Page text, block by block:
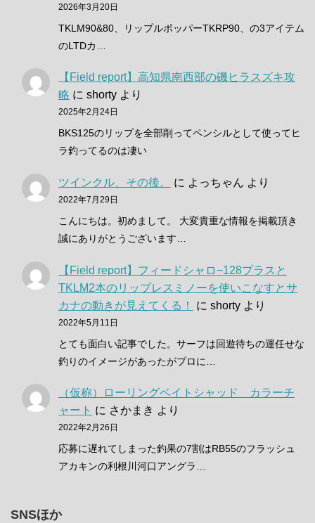
2026年3月20日
TKLM90&80、リップルポッパーTKRP90、の3アイテム
のLTDカ…
【Field report】高知県南西部の磯ヒラスズキ攻
略 に shorty より
2025年2月24日
BKS125のリップを全部削ってペンシルとして使ってヒ
ラ釣ってるのは凄い
ツインクル、その後。 に よっちゃん より
2022年7月29日
こんにちは。初めまして。 大変貴重な情報を掲載頂き
誠にありがとうございます…
【Field report】フィードシャロ−128プラスと
TKLM2本のリップレスミノーを使いこなすとサ
カナの動きが見えてくる！
に shorty より
2022年5月11日
とても面白い記事でした。サーフは回遊待ちの運任せな
釣りのイメージがあったがプロに…
（仮称）ローリングベイトシャッド カラーチ
ャート に さかまき より
2022年2月26日
応募に遅れてしまった釣果の7割はRB55のフラッシュ
アカキンの利根川河口アングラ…
SNSほか